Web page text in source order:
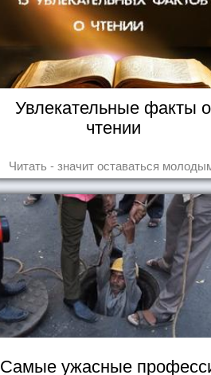
Увлекательные факты о
чтении
Читать - значит оставаться
Самые ужасные